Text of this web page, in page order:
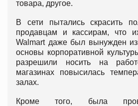
товара, другое.
В сети пытались скрасить
продавцам и кассирам, что
Walmart даже был вынужден
основы корпоративной
разрешили носить на
магазинах повысилась
залах.
Кроме того, была